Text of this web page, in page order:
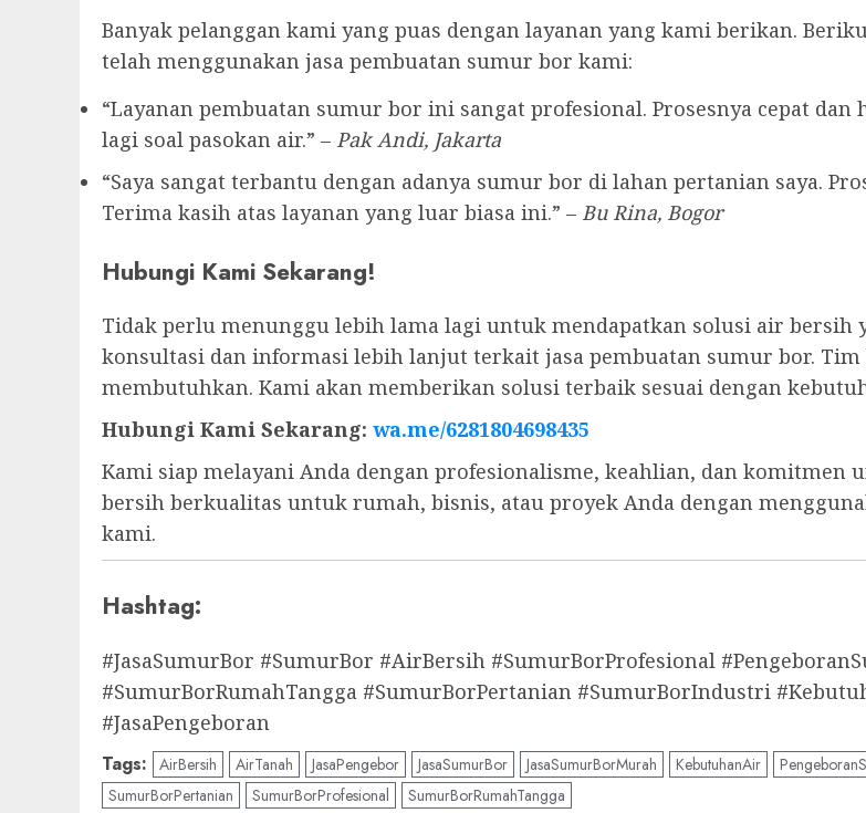
Banyak pelanggan kami yang puas dengan layanan yang kami berikan.
telah menggunakan jasa pembuatan sumur bor kami:
“Layanan pembuatan sumur bor ini sangat profesional. Prosesnya cepat
lagi soal pasokan air.” – Pak Andi, Jakarta
“Saya sangat terbantu dengan adanya sumur bor di lahan pertanian saya.
Terima kasih atas layanan yang luar biasa ini.” – Bu Rina, Bogor
Hubungi Kami Sekarang!
Tidak perlu menunggu lebih lama lagi untuk mendapatkan solusi air bersih
konsultasi dan informasi lebih lanjut terkait jasa pembuatan sumur bor.
membutuhkan. Kami akan memberikan solusi terbaik sesuai dengan
Hubungi Kami Sekarang: wa.me/6281804698435
Kami siap melayani Anda dengan profesionalisme, keahlian, dan komitmen
bersih berkualitas untuk rumah, bisnis, atau proyek Anda dengan
kami.
Hashtag:
#JasaSumurBor #SumurBor #AirBersih #SumurBorProfesional
#SumurBorRumahTangga #SumurBorPertanian #SumurBorIndustri
#JasaPengeboran
Tags: AirBersih AirTanah JasaPengebor JasaSumurBor JasaSumurBorMurah KebutuhanAir
SumurBorPertanian
SumurBorProfesional SumurBorRumahTangga